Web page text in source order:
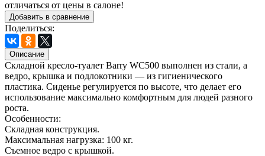
отличаться от цены в салоне!
Добавить в сравнение
Поделиться:
Описание
Складной кресло-туалет Barry WC500 выполнен из стали, а
ведро, крышка и подлокотники — из гигиенического
пластика. Сиденье регулируется по высоте, что делает его
использование максимально комфортным для людей разного
роста.
Особенности:
Складная конструкция.
Максимальная нагрузка: 100 кг.
Съемное ведро с крышкой.